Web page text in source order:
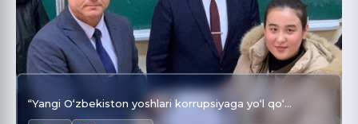
“Yangi O‘zbekiston yoshlari korrupsiyaga yo‘l qo‘…